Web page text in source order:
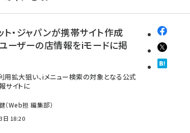
ト・ジャパンが携帯サイト作成
ーザーの店情報をiモードに掲
用拡大狙い、iメニュー検索の対象となる公式
サイトに
（Web担 編集部）
日 18:20